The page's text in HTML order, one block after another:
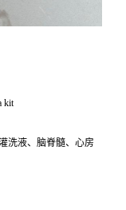
kit
洗液、脑脊髓、心房